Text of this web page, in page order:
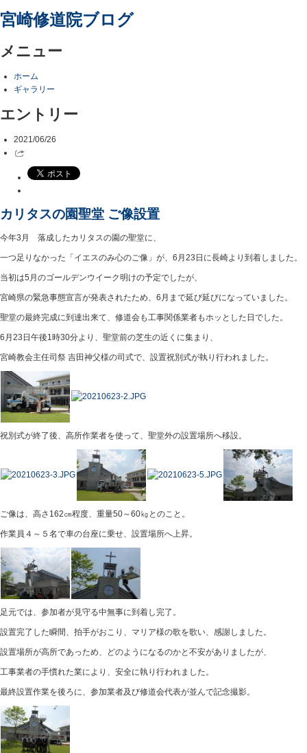
宮崎修道院ブログ
メニュー
ホーム
ギャラリー
エントリー
2021/06/26
カリタスの園聖堂 ご像設置
今年3月 落成したカリタスの園の聖堂に、
一つ足りなかった「イエスのみ心のご像」が、6月23日に長崎より到着しました。
当初は5月のゴールデンウイーク明けの予定でしたが、
宮崎県の緊急事態宣言が発表されたため、6月まで延び延びになっていました。
聖堂の最終完成に到達出来て、修道会も工事関係業者もホッとした日でした。
6月23日午後1時30分より、聖堂前の芝生の近くに集まり、
宮崎教会主任司祭 吉田神父様の司式で、設置祝別式が執り行われました。
祝別式が終了後、高所作業者を使って、聖堂外の設置場所へ移設。
ご像は、高さ162㎝程度、重量50～60㎏とのこと。
作業員４～５名で車の台座に乗せ、設置場所へ上昇。
足元では、参加者が見守る中無事に到着し完了。
設置完了した瞬間、拍手がおこり、マリア様の歌を歌い、感謝しました。
設置場所が高所であっため、どのようになるのかと不安がありましたが、
工事業者の手慣れた業により、安全に執り行われました。
最終設置作業を後ろに、参加業者及び修道会代表が並んで記念撮影。